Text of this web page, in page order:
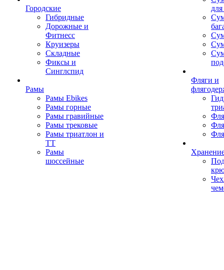
Городские
Гибридные
Дорожные и
Фитнесс
Круизеры
Складные
Фиксы и
Синглспид
Рамы
Рамы Ebikes
Рамы горные
Рамы гравийные
Рамы трековые
Рамы триатлон и
ТТ
Рамы
шоссейные
Фляги и